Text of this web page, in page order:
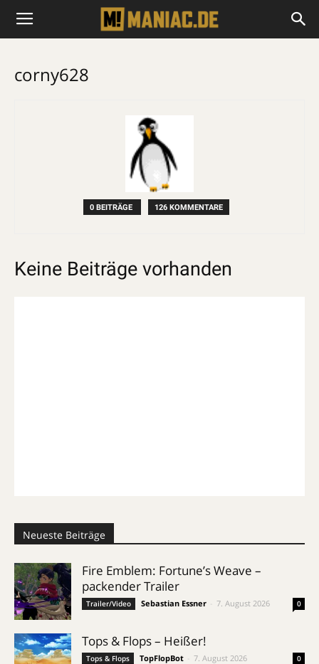
corny628
0 BEITRÄGE 126 KOMMENTARE
Keine Beiträge vorhanden
Neueste Beiträge
Fire Emblem: Fortune’s Weave –
packender Trailer
Trailer/Video Sebastian Essner 7. August 2026 0
Tops & Flops – Heißer!
Tops & Flops TopFlopBot 7. August 2026 0